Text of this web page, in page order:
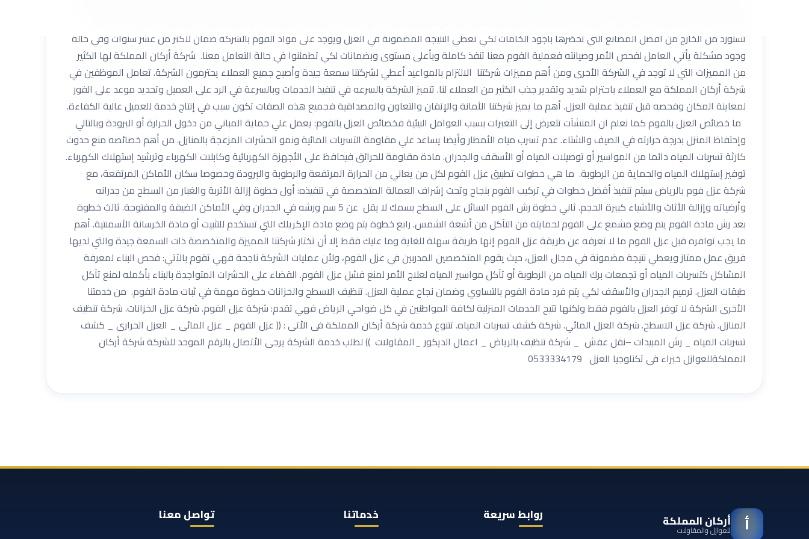
تستورد من الخارج من أفضل المصانع التي تحضرها بأجود الخامات لكي تعطي النتيجة المضمونة في العزل ويوجد على مواد الفوم بالشركة ضمان لأكثر من عشر سنوات وفي حالة
وجود مشكلة يأتي العامل لفحص الأمر وصيانته فعملية الفوم معنا تنفذ كاملة وبأعلى مستوى وبضمانات لكي تطمئنوا في حالة التعامل معنا. شركة أركان المملكة ‏لها الكثير
من المميزات التي لا توجد في الشركة الأخرى ومن أهم مميزات شركتنا الالتزام بالمواعيد أعطي لشركتنا سمعة جيدة وأصبح جميع العملاء يحترمون الشركة. تعامل الموظفين في
شركة أركان المملكة مع العملاء باحترام شديد وتقدير جذب الكثير من العملاء لنا. تتميز الشركة بالسرعه في تنفيذ الخدمات وبالسرعة في الرد ‏على العميل وتحديد موعد على الفور
لمعاينة المكان وفحصه قبل تنفيذ عملية العزل. أهم ما يميز شركتنا الأمانة والإتقان والتعاون والمصداقية فجميع هذه الصفات تكون سبب في إنتاج خدمة للعميل عالية الكفاءة.
ما خصائص العزل بالفوم كما نعلم ان المنشآت تتعرض إلى التغيرات بسبب العوامل البيئية فخصائص العزل بالفوم: يعمل علي حماية المباني من دخول الحرارة أو البرودة وبالتالي
وإحتفاظ المنزل بدرجة حرارته في الصيف والشتاء. عدم تسرب مياه الأمطار وأيضا يساعد علي مقاومة التسربات المائية ونمو الحشرات المزعجة بالمنازل. من أهم خصائصه منع حدوث
كارثة تسربات المياه دائما من المواسير أو توصيلات المياه أو الأسقف والجدران. مادة مقاومة للحرائق فيحافظ على الأجهزة الكهربائية وكابلات الكهرباء وترشيد إستهلاك الكهرباء.
توفير إستهلاك المياه والحماية من الرطوبة. ما هي خطوات تطبيق عزل الفوم لكل من يعاني من الحرارة المرتفعة والرطوبة والبرودة وخصوصا سكان الأماكن المرتفعة، مع
شركة عزل فوم بالرياض سيتم تنفيذ أفضل خطوات في تركيب الفوم بنجاح وتحت إشراف العمالة المتخصصة في تنفيذه: أول خطوة إزالة الأتربة والغبار من السطح من جدرانه
وأرضياته وإزالة الأثاث والأشياء كبيرة الحجم. ثاني خطوة رش الفوم السائل على السطح بسمك لا يقل عن 5 سم ورشه في الجدران وفي الأماكن الضيقة والمفتوحة. ثالث خطوة
بعد رش مادة الفوم يتم وضع مشمع على الفوم لحمايته من التآكل من أشعة الشمس. رابع خطوة يتم وضع مادة الإكريلك التي تستخدم للتثبيت أو مادة الخرسانة الأسمنتية. أهم
ما يجب توافره قبل عزل الفوم ما لا تعرفه عن طريقة عزل الفوم إنها طريقة سهلة للغاية وما عليك فقط إلا أن تختار شركتنا المميزة والمتخصصة ذات السمعة جيدة والتي لديها
فريق عمل ممتاز ويعطي نتيجة مضمونة في مجال العزل، حيث يقوم المتخصصين المدربين في عزل الفوم، ولأن عمليات الشركة ناجحة فهي تقوم بالآتي: فحص البناء لمعرفة
المشاكل كتسربات المياه أو تجمعات برك المياه من الرطوبة أو تآكل مواسير المياه لعلاج الأمر لمنع فشل عزل الفوم. القضاء على الحشرات المتواجدة بالبناء بأكمله لمنع تآكل
طبقات العزل. ترميم الجدران والأسقف لكي يتم فرد مادة الفوم بالتساوي وضمان نجاح عملية العزل. تنظيف الاسطح والخزانات خطوة مهمة في ثبات مادة الفوم. من خدمتنا
الأخرى الشركة لا توفر العزل بالفوم فقط ولكنها تتيح الخدمات المنزلية لكافة المواطنين في كل ضواحي الرياض فهي تقدم: شركة عزل الفوم. شركة عزل الخزانات. شركة تنظيف
المنازل. شركة عزل الاسطح. شركة العزل المائي. شركة كشف تسربات المياه. تتنوع خدمة شركة أركان المملكة فى الاْتى : (( عزل الفوم _ عزل المائى _ العزل الحرارى _ كشف
تسربات المياه _ رش المبيدات –نقل عفش _ شركة تنظيف بالرياض _ اعمال الديكور _المقاولات )) لطلب خدمة الشركة يرجى الاْتصال بالرقم الموحد للشركة شركة أركان
المملكةللعوازل خبراء فى تكنلوجيا العزل 0533334179
أ أركان المملكة
للعوازل والمقاولات
روابط سريعة خدماتنا تواصل معنا